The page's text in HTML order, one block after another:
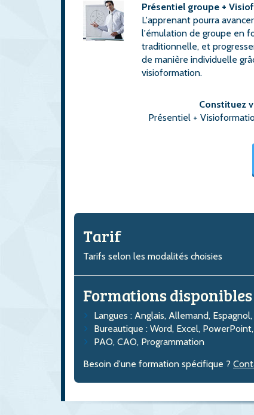
Présentiel groupe +
L'apprenant pourra
l'émulation de groupe en
traditionnelle, et
de manière individuelle
visioformation.
Constituez
Présentiel +
Tarif
Tarifs selon les modalités choisies
Formations disponibles
Langues : Anglais, Allemand,
Bureautique : Word, Excel,
PAO, CAO, Programmation
Besoin d'une formation spécifique ?